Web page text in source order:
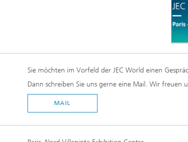
Sie möchten im Vorfeld der JEC World einen
Dann schreiben Sie uns gerne eine Mail. Wir freuen
MAIL